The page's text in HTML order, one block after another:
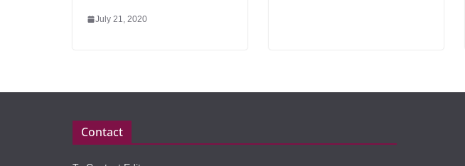
July 21, 2020
Contact